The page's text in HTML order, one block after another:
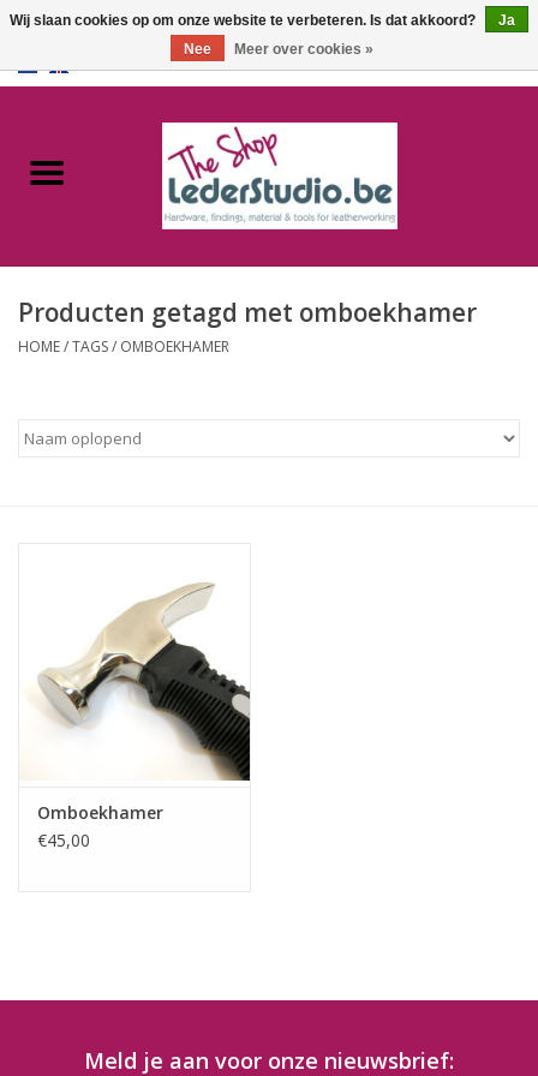
Catalogus
FAQ
Producten getagd met omboekhamer
HOME/TAGS/ OMBOEKHAMER
Omboekhamer
€45,00
Meld je aan voor onze nieuwsbrief:
Wij slaan cookies op om onze website te verbeteren. Is dat akkoord?
Ja
Nee
Meer over cookies »